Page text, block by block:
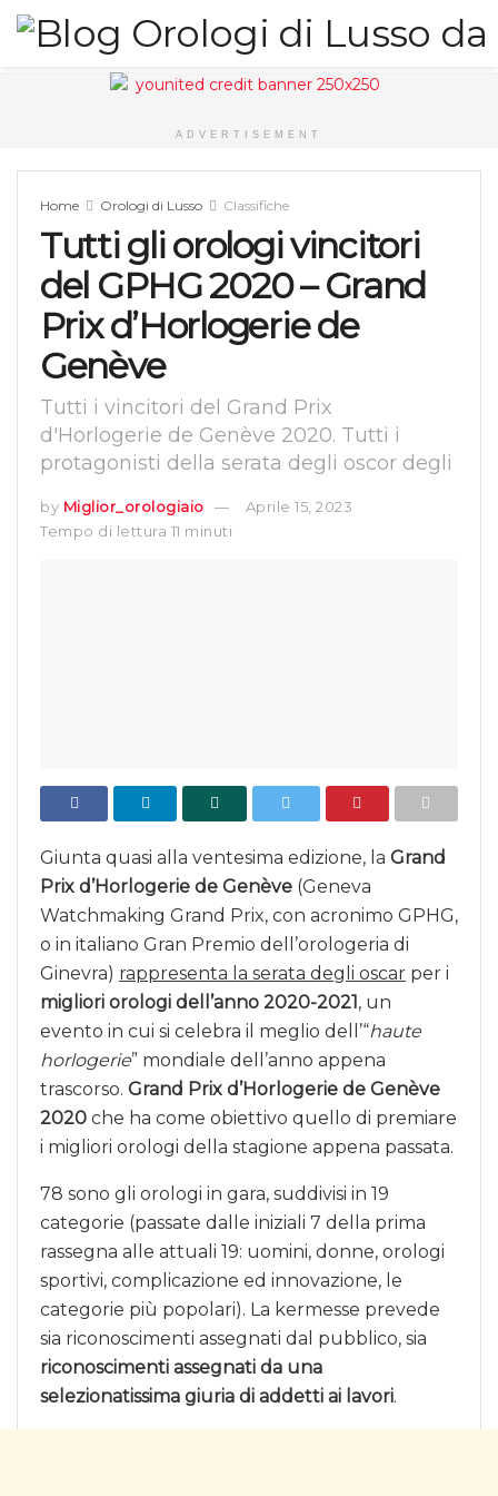
ADVERTISEMENT
Home Orologi di Lusso Classifiche
Tutti gli orologi vincitori
del GPHG 2020 – Grand
Prix d’Horlogerie de
Genève
Tutti i vincitori del Grand Prix
d'Horlogerie de Genève 2020. Tutti i
protagonisti della serata degli oscor degli
by Miglior_orologiaio
Aprile 15, 2023
Tempo di lettura 11 minuti
Giunta quasi alla ventesima edizione, la Grand
Prix d’Horlogerie de Genève (Geneva
Watchmaking Grand Prix, con acronimo GPHG,
o in italiano Gran Premio dell’orologeria di
Ginevra) rappresenta la serata degli oscar per i
migliori orologi dell’anno 2020-2021 , un
evento in cui si celebra il meglio dell’“haute
horlogerie” mondiale dell’anno appena
trascorso. Grand Prix d’Horlogerie de Genève
2020 che ha come obiettivo quello di premiare
i migliori orologi della stagione appena passata.
78 sono gli orologi in gara, suddivisi in 19
categorie (passate dalle iniziali 7 della prima
rassegna alle attuali 19: uomini, donne, orologi
sportivi, complicazione ed innovazione, le
categorie più popolari). La kermesse prevede
sia riconoscimenti assegnati dal pubblico, sia
riconoscimenti assegnati da una
selezionatissima giuria di addetti ai lavori.